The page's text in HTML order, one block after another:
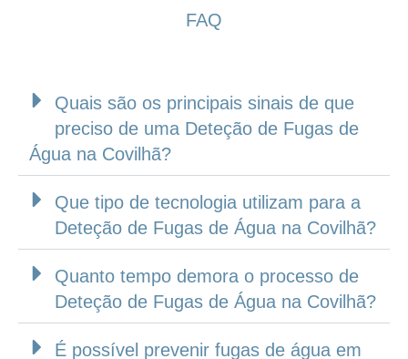
FAQ
Quais são os principais sinais de que
preciso de uma Deteção de Fugas de
Água na Covilhã?
Que tipo de tecnologia utilizam para a
Deteção de Fugas de Água na Covilhã?
Quanto tempo demora o processo de
Deteção de Fugas de Água na Covilhã?
É possível prevenir fugas de água em